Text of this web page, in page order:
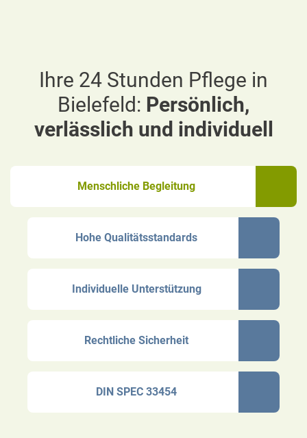
Ihre 24 Stunden Pflege in
Bielefeld: Persönlich,
verlässlich und individuell
Menschliche Begleitung
Hohe Qualitätsstandards
Individuelle Unterstützung
Rechtliche Sicherheit
DIN SPEC 33454